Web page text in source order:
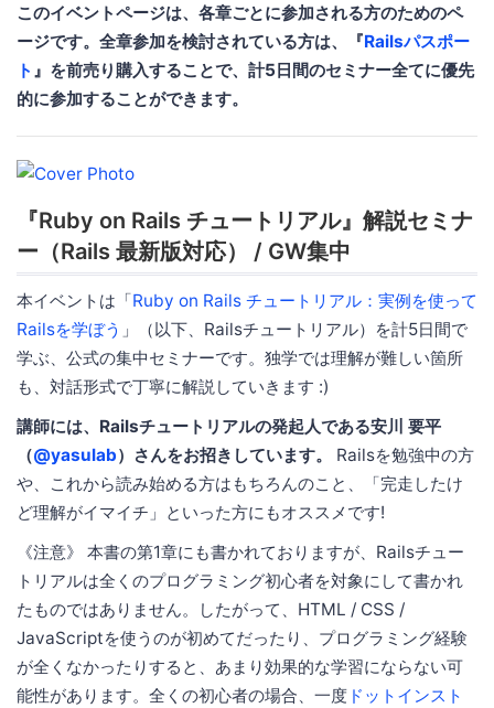
このイベントページは、各章ごとに参加される方のためのペ
ージです。全章参加を検討されている方は、『Railsパスポー
ト 』を前売り購入することで、計5日間のセミナー全てに優先
的に参加することができます。
『Ruby on Rails チュートリアル』解説セミナ
ー（Rails 最新版対応） / GW集中
本イベントは「Ruby on Rails チュートリアル：実例を使って
Railsを学ぼう 」（以下、Railsチュートリアル）を計5日間で
学ぶ、公式の集中セミナーです。独学では理解が難しい箇所
も、対話形式で丁寧に解説していきます :)
講師には、Railsチュートリアルの発起人である安川 要平
（@yasulab）さんをお招きしています。
Railsを勉強中の方
や、これから読み始める方はもちろんのこと、「完走したけ
ど理解がイマイチ」といった方にもオススメです!
《注意》 本書の第1章にも書かれておりますが、Railsチュー
トリアルは全くのプログラミング初心者を対象にして書かれ
たものではありません。したがって、HTML / CSS /
JavaScriptを使うのが初めてだったり、プログラミング経験
が全くなかったりすると、あまり効果的な学習にならない可
能性があります。全くの初心者の場合、一度 ドットインスト